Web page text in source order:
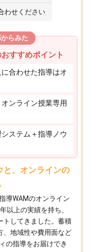
わせください
らみた
すすめポイント
合わせた指導はオ
ンライン授業専用
ステム＋指導ノウ
と、オンラインの
導WAMのオンライン
以上の実績を持ち、
トしてきました。蓄積
、地域性や費用面など
の指導をお届けでき